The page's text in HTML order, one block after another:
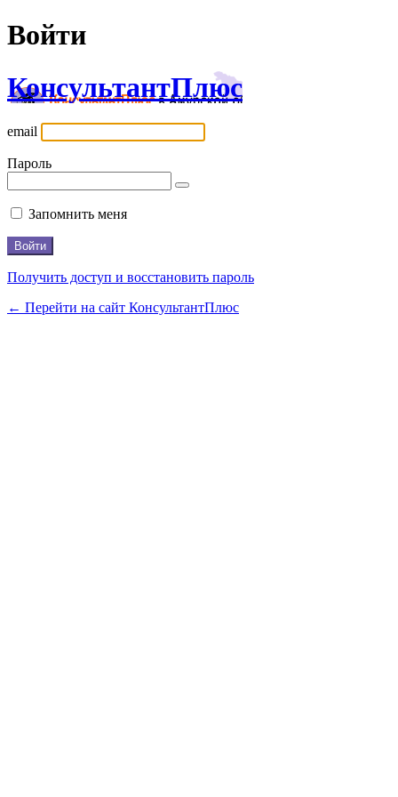
Войти
КонсультантПлюс
email
Пароль
Запомнить меня
Получить доступ и восстановить пароль
← Перейти на сайт КонсультантПлюс